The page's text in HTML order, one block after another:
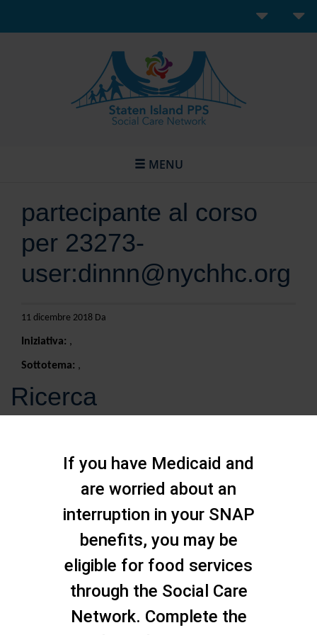
MENU
partecipante al corso
per 23273-
user:dinnn@nychhc.org
11 dicembre 2018 Da
Iniziativa: ,
Sottotema: ,
Ricerca
If you have Medicaid and
are worried about an
interruption in your SNAP
benefits, you may be
eligible for food services
through the Social Care
Network. Complete the